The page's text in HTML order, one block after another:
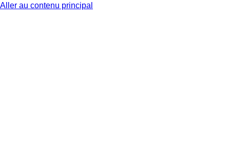
Aller au contenu principal